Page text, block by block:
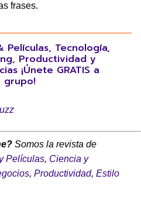
frases.
Películas, Tecnología,
Productividad y
¡Únete GRATIS a
grupo!
Somos la revista de
Películas, Ciencia y
, Productividad, Estilo